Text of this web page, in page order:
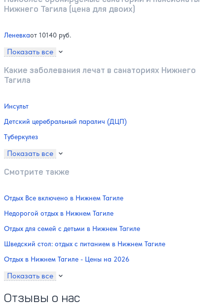
Нижнего Тагила (цена для двоих)
Леневкаот 10140 руб.
Показать все
Какие заболевания лечат в санаториях Нижнего
Тагила
Инсульт
Детский церебральный паралич (ДЦП)
Туберкулез
Показать все
Смотрите также
Отдых Все включено в Нижнем Тагиле
Недорогой отдых в Нижнем Тагиле
Отдых для семей с детьми в Нижнем Тагиле
Шведский стол: отдых с питанием в Нижнем Тагиле
Отдых в Нижнем Тагиле - Цены на 2026
Показать все
Отзывы о нас